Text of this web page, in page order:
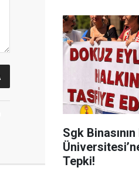
Sgk
Tepki!